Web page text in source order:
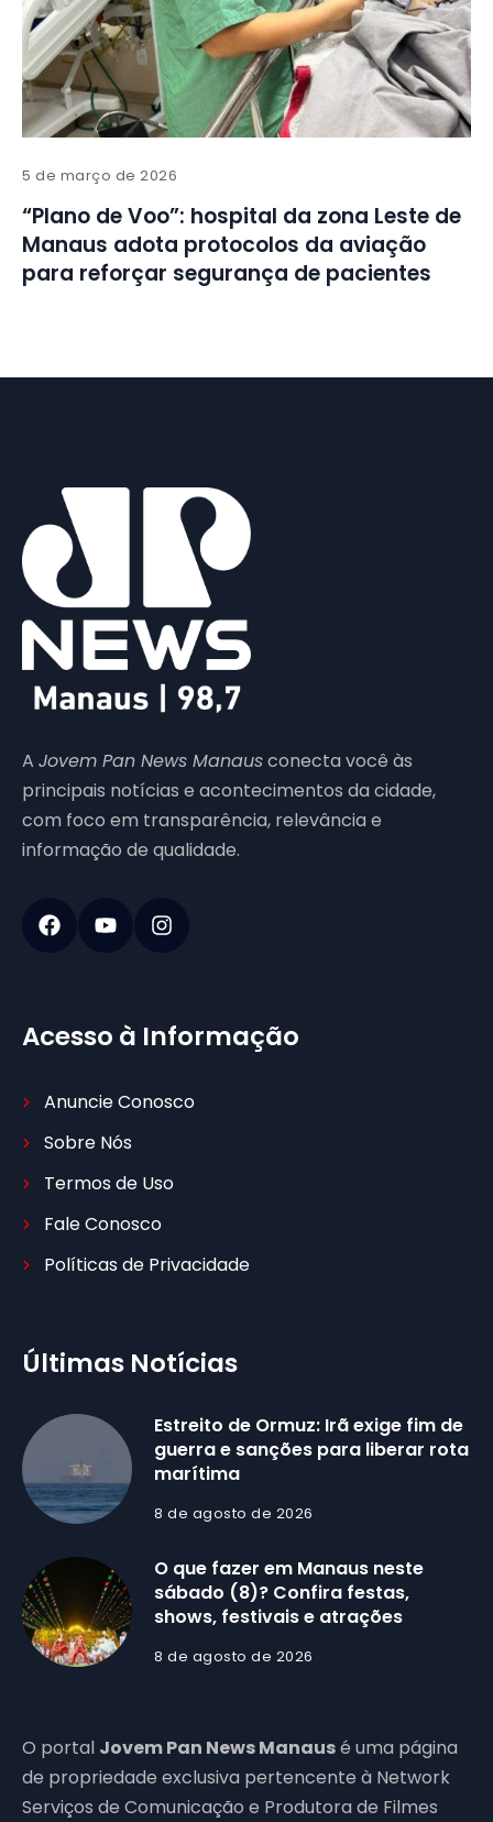
5 de março de 2026
“Plano de Voo”: hospital da zona Leste de
Manaus adota protocolos da aviação
para reforçar segurança de pacientes
A Jovem Pan News Manausconecta você às
principais notícias e acontecimentos da cidade,
com foco em transparência, relevância e
informação de qualidade.
Acesso à Informação
Anuncie Conosco
Sobre Nós
Termos de Uso
Fale Conosco
Políticas de Privacidade
Últimas Notícias
Estreito de Ormuz: Irã exige fim de
guerra e sanções para liberar rota
marítima
8 de agosto de 2026
O que fazer em Manaus neste
sábado (8)? Confira festas,
shows, festivais e atrações
8 de agosto de 2026
O portal Jovem Pan News Manausé uma página
de propriedade exclusiva pertencente à Network
Serviços de Comunicação e Produtora de Filmes